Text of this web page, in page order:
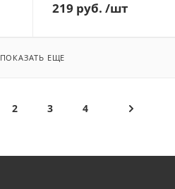
219 руб. /шт
ПОКАЗАТЬ ЕЩЕ
2 3 4